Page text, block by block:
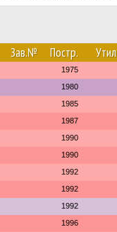
Зав.№ Постр.
1975
1980
1985
1987
1990
1990
1992
1992
1992
1996